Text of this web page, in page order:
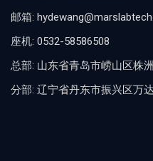
邮箱:
座机: 0532-58586508
总部: 山东省青岛市崂山区株
分部: 辽宁省丹东市振兴区万